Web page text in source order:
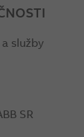
služby
SR